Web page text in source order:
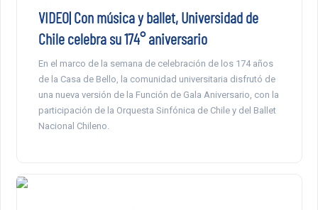
VIDEO| Con música y ballet, Universidad de
Chile celebra su 174° aniversario
En el marco de la semana de celebración de los 174 años
de la Casa de Bello, la comunidad universitaria disfrutó de
una nueva versión de la Función de Gala Aniversario, con la
participación de la Orquesta Sinfónica de Chile y del Ballet
Nacional Chileno.